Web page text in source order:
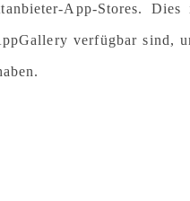
App-Stores. Dies
verfügbar sind,